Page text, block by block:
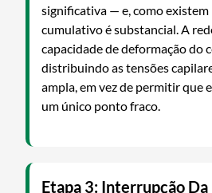
significativa — e, como
cumulativo é substancial. A
capacidade de deformação do
distribuindo as tensões
ampla, em vez de permitir que
um único ponto fraco.
Etapa 3: Interrupção Da